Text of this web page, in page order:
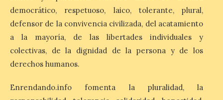
El eclipse genera un boom
de reservas hoteleras y
precios desorbitados,
según SiteMinder
7 Ago 2026
democrático, respetuoso, laico, tolerante, plural,
defensor de la convivencia civilizada, del acatamiento
a la mayoría, de las libertades individuales y
colectivas, de la dignidad de la persona y de los
derechos humanos.
Enrendando.info fomenta la pluralidad, la